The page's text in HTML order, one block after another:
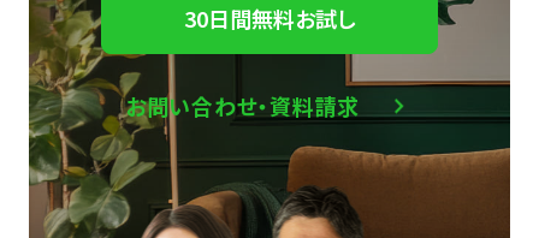
30日間無料お試し
お問い合わせ・資料請求